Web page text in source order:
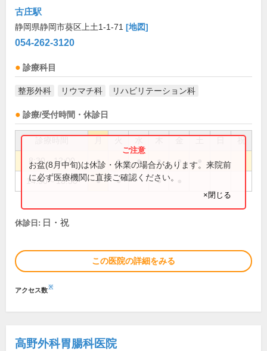
古庄駅
静岡県静岡市葵区上土1-1-71 [地図]
054-262-3120
診療科目
整形外科 リウマチ科 リハビリテーション科
診療/受付時間・休診日
祝
8:30～12:00 ● ● ● ● ●
14:30～18:30 ● ● ●
お盆(8月中旬)は休診・休業の場合があります。来院前
に必ず医療機関に直接ご確認ください。
×閉じる
休診日: 日・祝
この医院の詳細をみる
アクセス数※
高野外科胃腸科医院